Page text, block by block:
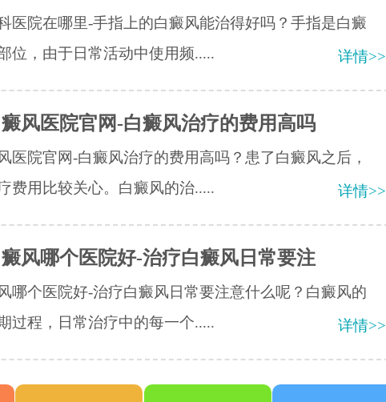
医院在哪里-手指上的白癜风能治得好吗？手指是白癜
位，由于日常活动中使用频.....
详情>>
风医院官网-白癜风治疗的费用高吗
医院官网-白癜风治疗的费用高吗？患了白癜风之后，
费用比较关心。白癜风的治.....
详情>>
风哪个医院好-治疗白癜风日常要注
哪个医院好-治疗白癜风日常要注意什么呢？白癜风的
过程，日常治疗中的每一个.....
详情>>